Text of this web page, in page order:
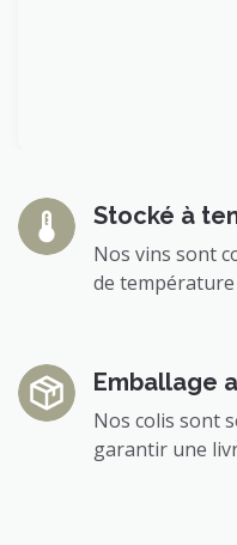
Stocké à
Nos vins sont
de
Emballage
Nos colis sont
garantir une